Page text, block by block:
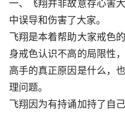
一、飞翔并非故意存心害
中误导和伤害了大家。
飞翔是本着帮助大家戒色
身戒色认识不高的局限性
高手的真正原因是什么，
理问题。
飞翔因为有持诵加持了自